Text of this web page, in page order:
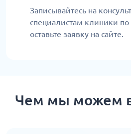
Записывайтесь на
специалистам клиники
оставьте заявку на сайте.
Чем мы можем